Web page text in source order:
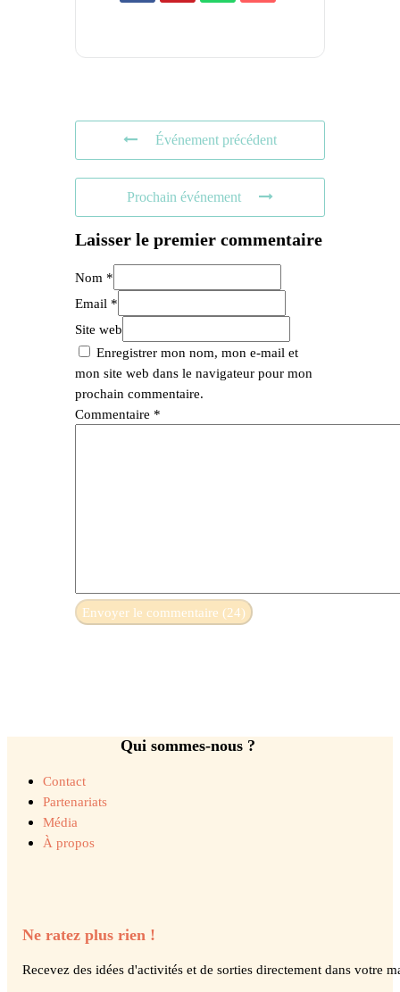
Événement précédent
Prochain événement
Laisser le premier commentaire
Nom *
Email *
Site web
Enregistrer mon nom, mon e-mail et
mon site web dans le navigateur pour mon
prochain commentaire.
Commentaire *
Qui sommes-nous ?
Contact
Partenariats
Média
À propos
Ne ratez plus rien !
Recevez des idées d'activités et de sorties directement dans votre